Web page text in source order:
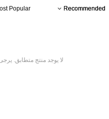
Recommended
Popular
لا يوجد منتج متطابق.